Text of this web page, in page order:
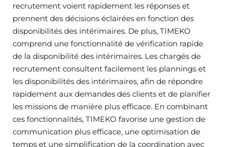
recrutement voient rapidement les réponses et
prennent des décisions éclairées en fonction des
disponibilités des intérimaires. De plus, TIMEKO
comprend une fonctionnalité de vérification rapide
de la disponibilité des intérimaires. Les chargés de
recrutement consultent facilement les plannings et
les disponibilités des intérimaires, afin de répondre
rapidement aux demandes des clients et de planifier
les missions de manière plus efficace. En combinant
ces fonctionnalités, TIMEKO favorise une gestion de
communication plus efficace, une optimisation de
temps et une simplification de la coordination avec